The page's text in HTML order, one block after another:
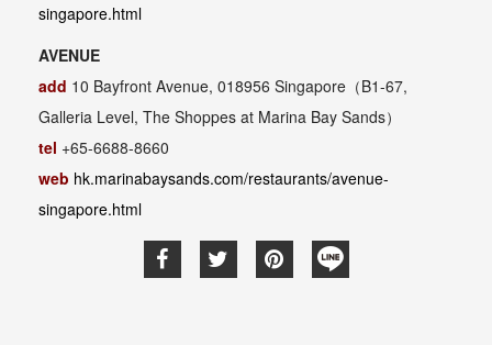
singapore.html
AVENUE
add 10 Bayfront Avenue, 018956 Singapore （B1-67,
Galleria Level, The Shoppes at Marina Bay Sands）
tel +65-6688-8660
web hk.marinabaysands.com/restaurants/avenue-
singapore.html